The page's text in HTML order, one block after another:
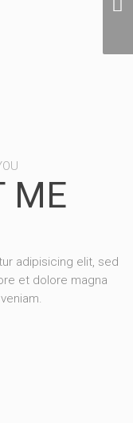
ME
adipisicing elit, sed
et dolore magna